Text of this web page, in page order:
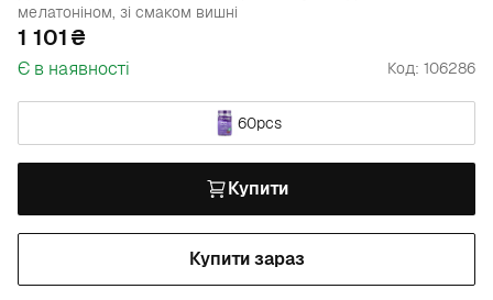
мелатоніном, зі смаком вишні
1 101
Є в наявності Код: 106286
60pcs
Купити
Купити зараз